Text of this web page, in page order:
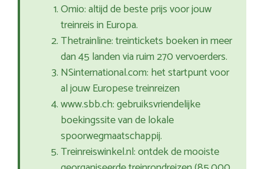
Omio: altijd de beste prijs voor jouw
treinreis in Europa.
Thetrainline: treintickets boeken in meer
dan 45 landen via ruim 270 vervoerders.
NSinternational.com: het startpunt voor
al jouw Europese treinreizen
www.sbb.ch: gebruiksvriendelijke
boekingssite van de lokale
spoorwegmaatschappij.
Treinreiswinkel.nl: ontdek de mooiste